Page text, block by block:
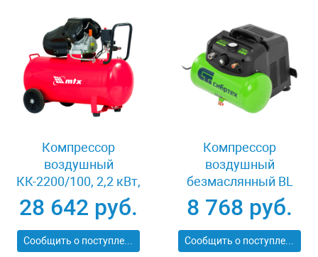
Компрессор
воздушный
КК-2200/100, 2,2 кВт,
350 л/мин, 100 л,
прямой привод,
масляный MTX 58033
28 642 руб.
Сообщить о поступлении
Компрессор
воздушный
безмаслянный BL
1100/6 1100Вт,
ресивер 6 литров,
180 л/мин Сибртех
58059
8 768 руб.
Сообщить о поступлении